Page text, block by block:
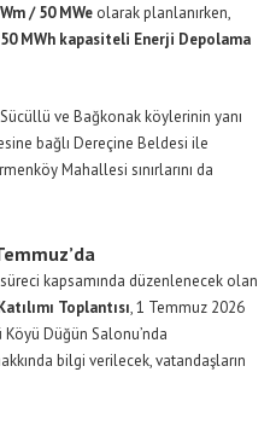
/ 50 MWe olarak planlanırken,
MWh kapasiteli Enerji Depolama
Sücüllü ve Bağkonak köylerinin yanı
bağlı Dereçine Beldesi ile
Mahallesi sınırlarını da
kapsamında düzenlenecek olan
Toplantısı, 1 Temmuz 2026
Düğün Salonu’nda
bilgi verilecek, vatandaşların